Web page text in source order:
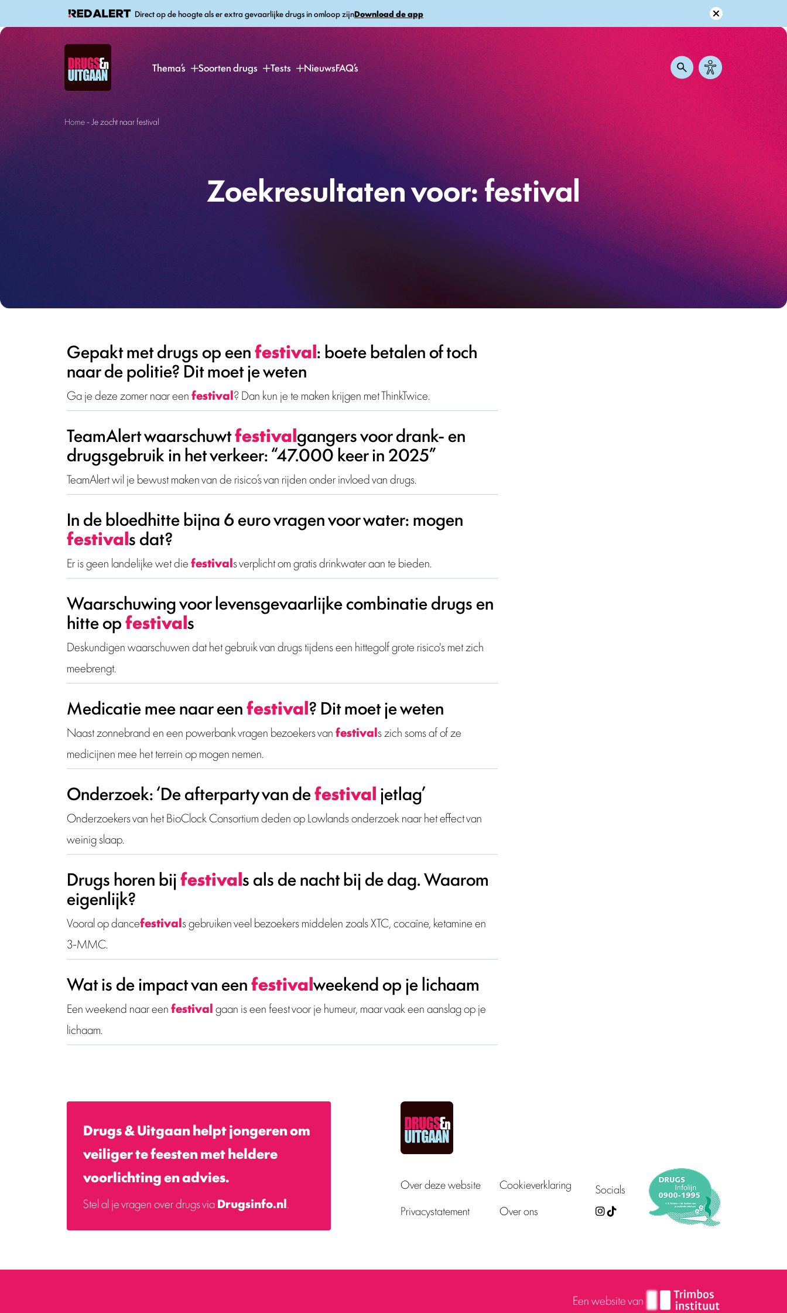
Direct op de hoogte als er extra gevaarlijke drugs in omloop zijnDownload de app
Thema’s Soorten drugs Tests NieuwsFAQ’s
Home- Je zocht naar festival
Zoekresultaten voor: festival
Gepakt met drugs op eenfestival: boete betalen of toch
naar de politie? Dit moet je weten
Ga je deze zomer naar eenfestival? Dan kun je te maken krijgen met ThinkTwice.
TeamAlert waarschuwtfestivalgangers voor drank- en
drugsgebruik in het verkeer: “47.000 keer in 2025”
TeamAlert wil je bewust maken van de risico’s van rijden onder invloed van drugs.
In de bloedhitte bijna 6 euro vragen voor water: mogen
festivals dat?
Er is geen landelijke wet diefestivals verplicht om gratis drinkwater aan te bieden.
Waarschuwing voor levensgevaarlijke combinatie drugs en
hitte opfestivals
Deskundigen waarschuwen dat het gebruik van drugs tijdens een hittegolf grote risico's met zich
meebrengt.
Medicatie mee naar eenfestival? Dit moet je weten
Naast zonnebrand en een powerbank vragen bezoekers vanfestivals zich soms af of ze
medicijnen mee het terrein op mogen nemen.
Onderzoek: ‘De afterparty van defestivaljetlag’
Onderzoekers van het BioClock Consortium deden op Lowlands onderzoek naar het effect van
weinig slaap.
Drugs horen bijfestivals als de nacht bij de dag. Waarom
eigenlijk?
Vooral op dancefestivals gebruiken veel bezoekers middelen zoals XTC, cocaïne, ketamine en
3-MMC.
Wat is de impact van eenfestivalweekend op je lichaam
Een weekend naar eenfestivalgaan is een feest voor je humeur, maar vaak een aanslag op je
lichaam.
Drugs & Uitgaan helpt jongeren om
veiliger te feesten met heldere
voorlichting en advies.
Stel al je vragen over drugs viaDrugsinfo.nl.
Over deze website
Privacystatement
Cookieverklaring
Over ons
Socials
Een website van